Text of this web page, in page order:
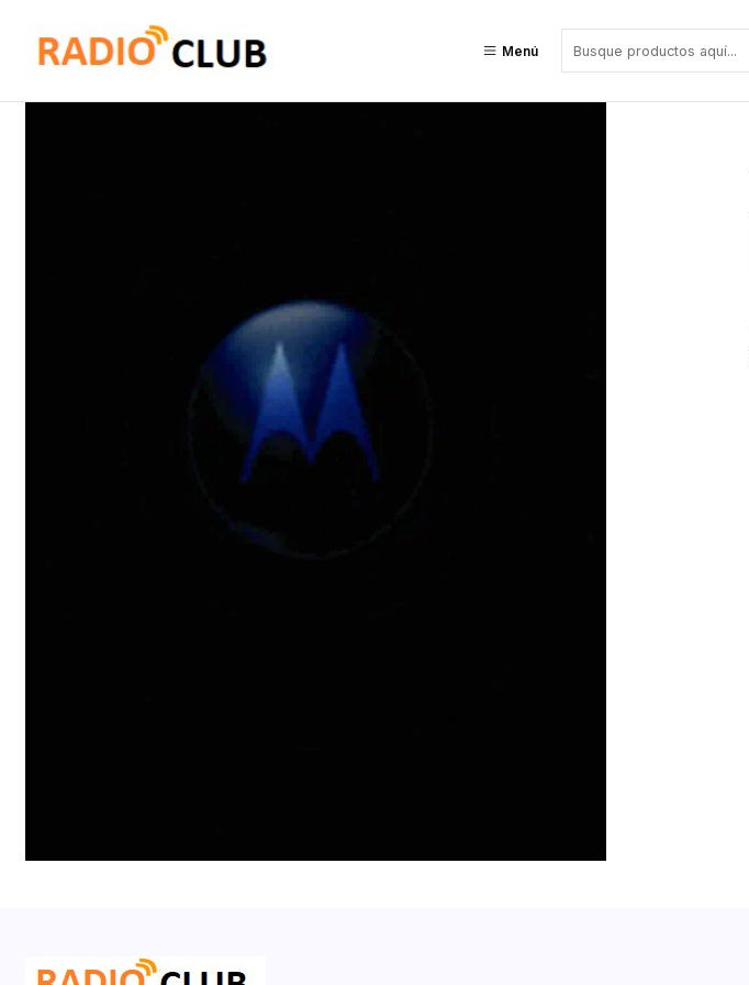
Menú
Software o Licencia